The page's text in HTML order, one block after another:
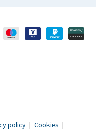
Reviews